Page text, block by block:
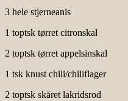
3 hele stjerneanis
1 toptsk tørret citronskal
2 toptsk tørret appelsinskal
1 tsk knust chili/chiliflager
2 toptsk skåret lakridsrod